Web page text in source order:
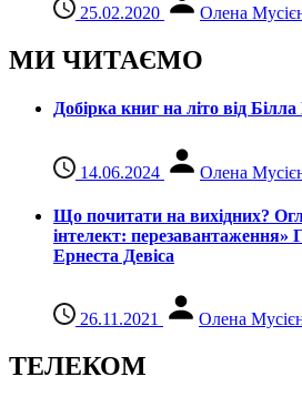
25.02.2020 Олена
МИ ЧИТАЄМО
Добірка книг на літо від Білла
14.06.2024 Олена
Що почитати на вихідних?
інтелект: перезавантаження»
Ернеста Девіса
26.11.2021 Олена
ТЕЛЕКОМ